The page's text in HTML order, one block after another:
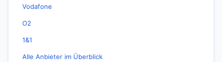
Vodafone
O2
1&1
Alle Anbieter im Überblick